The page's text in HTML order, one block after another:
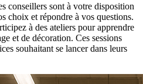
conseillers sont à votre disposition
choix et répondre à vos questions.
à des ateliers pour apprendre
et de décoration. Ces sessions
souhaitant se lancer dans leurs